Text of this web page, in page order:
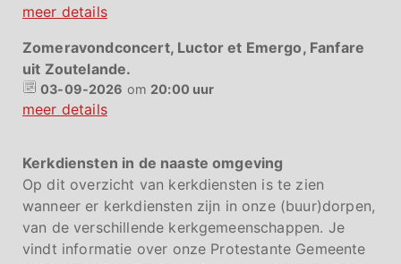
meer details
Zomeravondconcert, Luctor et Emergo, Fanfare
uit Zoutelande.
03-09-2026 om 20:00 uur
meer details
Kerkdiensten in de naaste omgeving
Op dit overzicht van kerkdiensten is te zien
wanneer er kerkdiensten zijn in onze (buur)dorpen,
van de verschillende kerkgemeenschappen. Je
vindt informatie over onze Protestante Gemeente